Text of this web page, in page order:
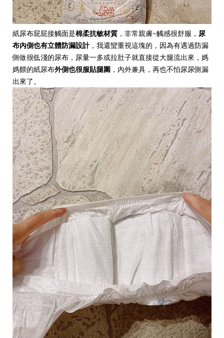
紙尿布屁屁接觸面是棉柔抗敏材質 ，非常親膚~觸感很舒服， 尿
布內側也有立體防漏設計，我還蠻重視這塊的，因為有遇過防漏
側做很低淺的尿布，尿量一多或拉肚子就直接從大腿流出來，媽
媽餵的紙尿布外側也很服貼腿圍 ，內外兼具，再也不怕尿尿側漏
出來了。